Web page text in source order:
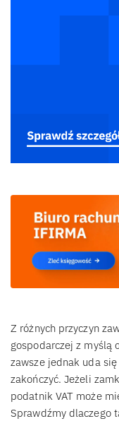
Z różnych przyczyn
gospodarczej z myślą
zawsze jednak uda
zakończyć. Jeżeli
podatnik VAT może
Sprawdźmy dlaczego